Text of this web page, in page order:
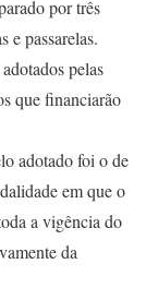
por três
e passarelas.
pelas
que financiarão
adotado foi o de
em que o
a vigência do
da